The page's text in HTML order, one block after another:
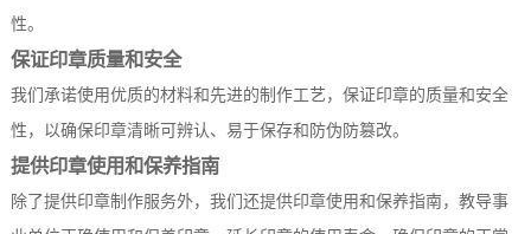
性。
保证印章质量和安全
我们承诺使用优质的材料和先进的制作工艺，保证印章的质量和安全
性，以确保印章清晰可辨认、易于保存和防伪防篡改。
提供印章使用和保养指南
除了提供印章制作服务外，我们还提供印章使用和保养指南，教导事